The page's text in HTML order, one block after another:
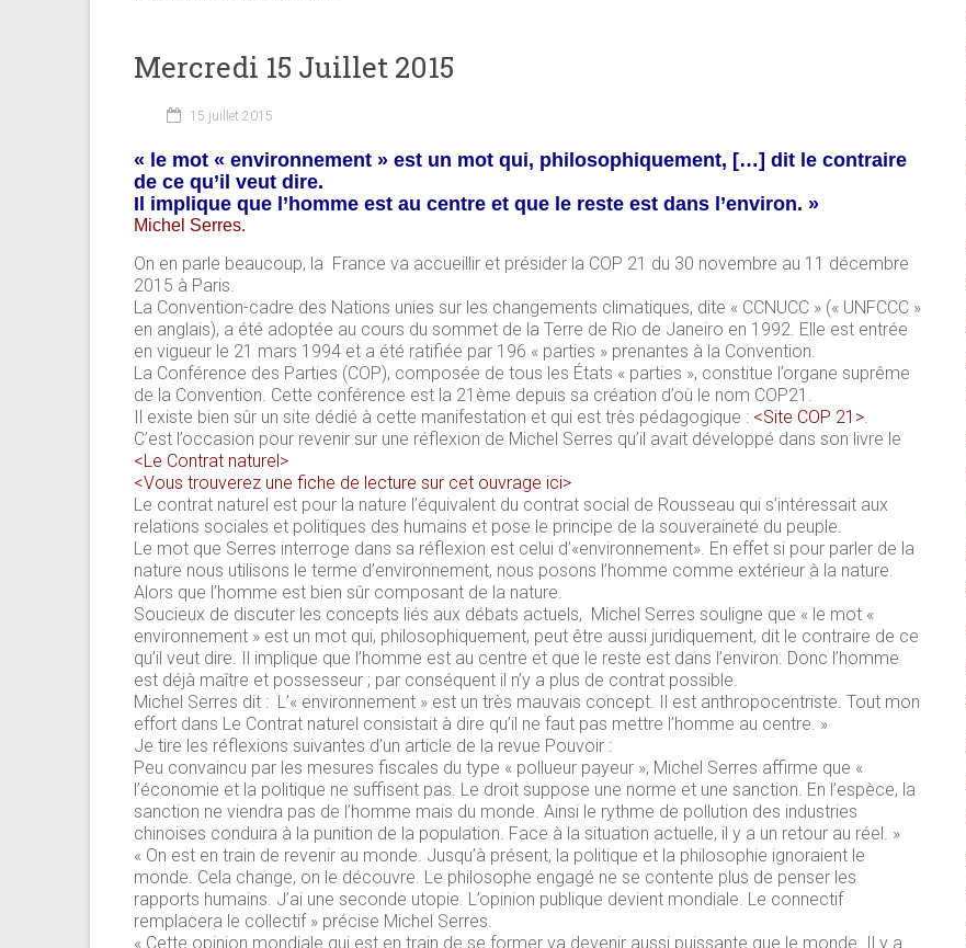
Mercredi 15 Juillet 2015
15 juillet 2015
« le mot « environnement » est un mot qui, philosophiquement, […] dit le contraire
de ce qu’il veut dire.
Il implique que l’homme est au centre et que le reste est dans l’environ. »
Michel Serres.
On en parle beaucoup, la France va accueillir et présider la COP 21 du 30 novembre au 11 décembre
2015 à Paris.
La Convention-cadre des Nations unies sur les changements climatiques, dite « CCNUCC » (« UNFCCC »
en anglais), a été adoptée au cours du sommet de la Terre de Rio de Janeiro en 1992. Elle est entrée
en vigueur le 21 mars 1994 et a été ratifiée par 196 « parties » prenantes à la Convention.
La Conférence des Parties (COP), composée de tous les États « parties », constitue l’organe suprême
de la Convention. Cette conférence est la 21ème depuis sa création d’où le nom COP21.
Il existe bien sûr un site dédié à cette manifestation et qui est très pédagogique : <Site COP 21>.
C’est l’occasion pour revenir sur une réflexion de Michel Serres qu’il avait développé dans son livre le
<Le Contrat naturel>
<Vous trouverez une fiche de lecture sur cet ouvrage ici>
Le contrat naturel est pour la nature l’équivalent du contrat social de Rousseau qui s’intéressait aux
relations sociales et politiques des humains et pose le principe de la souveraineté du peuple.
Le mot que Serres interroge dans sa réflexion est celui d’«environnement». En effet si pour parler de la
nature nous utilisons le terme d’environnement, nous posons l’homme comme extérieur à la nature.
Alors que l’homme est bien sûr composant de la nature.
Soucieux de discuter les concepts liés aux débats actuels, Michel Serres souligne que « le mot «
environnement » est un mot qui, philosophiquement, peut être aussi juridiquement, dit le contraire de ce
qu’il veut dire. Il implique que l’homme est au centre et que le reste est dans l’environ. Donc l’homme
est déjà maître et possesseur ; par conséquent il n’y a plus de contrat possible.
Michel Serres dit : L’« environnement » est un très mauvais concept. Il est anthropocentriste. Tout mon
effort dans Le Contrat naturel consistait à dire qu’il ne faut pas mettre l’homme au centre. »
Je tire les réflexions suivantes d’un article de la revue Pouvoir :
Peu convaincu par les mesures fiscales du type « pollueur payeur », Michel Serres affirme que «
l’économie et la politique ne suffisent pas. Le droit suppose une norme et une sanction. En l’espèce, la
sanction ne viendra pas de l’homme mais du monde. Ainsi le rythme de pollution des industries
chinoises conduira à la punition de la population. Face à la situation actuelle, il y a un retour au réel. »
« On est en train de revenir au monde. Jusqu’à présent, la politique et la philosophie ignoraient le
monde. Cela change, on le découvre. Le philosophe engagé ne se contente plus de penser les
rapports humains. J’ai une seconde utopie. L’opinion publique devient mondiale. Le connectif
remplacera le collectif » précise Michel Serres.
« Cette opinion mondiale qui est en train de se former va devenir aussi puissante que le monde. Il y a